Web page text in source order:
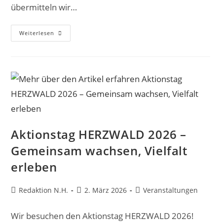
übermitteln wir…
Weiterlesen Einladung
Zur
V
Aktionstag HERZWALD 2026 –
Gemeinsam wachsen, Vielfalt
erleben
Beitrags-
Redaktion N.H.
Beitrag
2. März 2026
Beitrags-
Veranstaltungen
Wir besuchen den Aktionstag HERZWALD 2026!